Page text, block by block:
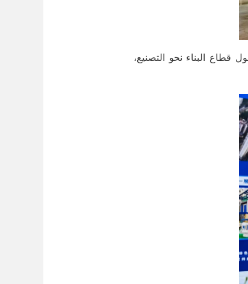
قطاع البناء نحو التصنيع،